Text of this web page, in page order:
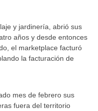
y jardinería, abrió sus
años y desde entonces
el marketplace facturó
la facturación de
mes de febrero sus
fuera del territorio